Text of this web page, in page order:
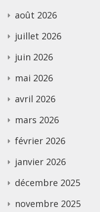
août 2026
juillet 2026
juin 2026
mai 2026
avril 2026
mars 2026
février 2026
janvier 2026
décembre 2025
novembre 2025